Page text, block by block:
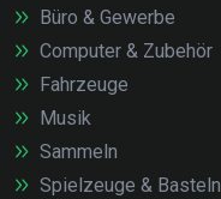
Büro & Gewerbe
Computer & Zubehör
Fahrzeuge
Musik
Sammeln
Spielzeuge & Basteln